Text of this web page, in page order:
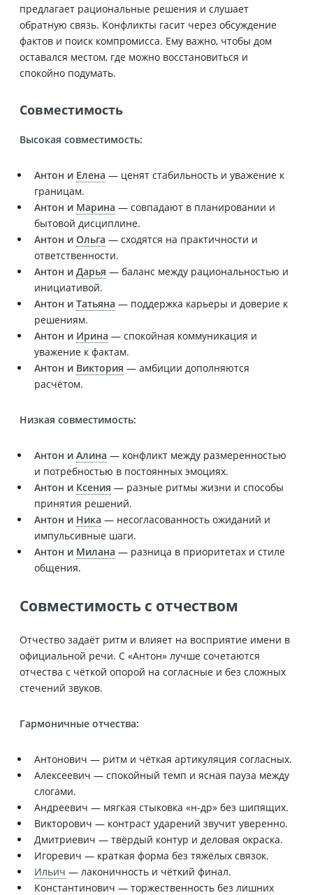
предлагает рациональные решения и слушает
обратную связь. Конфликты гасит через обсуждение
фактов и поиск компромисса. Ему важно, чтобы дом
оставался местом, где можно восстановиться и
спокойно подумать.
Совместимость
Высокая совместимость:
Антон и Елена — ценят стабильность и уважение к
границам.
Антон и Марина — совпадают в планировании и
бытовой дисциплине.
Антон и Ольга — сходятся на практичности и
ответственности.
Антон и Дарья — баланс между рациональностью и
инициативой.
Антон и Татьяна — поддержка карьеры и доверие к
решениям.
Антон и Ирина — спокойная коммуникация и
уважение к фактам.
Антон и Виктория — амбиции дополняются
расчётом.
Низкая совместимость:
Антон и Алина — конфликт между размеренностью
и потребностью в постоянных эмоциях.
Антон и Ксения — разные ритмы жизни и способы
принятия решений.
Антон и Ника — несогласованность ожиданий и
импульсивные шаги.
Антон и Милана — разница в приоритетах и стиле
общения.
Совместимость с отчеством
Отчество задаёт ритм и влияет на восприятие имени в
официальной речи. С «Антон» лучше сочетаются
отчества с чёткой опорой на согласные и без сложных
стечений звуков.
Гармоничные отчества:
Антонович — ритм и чёткая артикуляция согласных.
Алексеевич — спокойный темп и ясная пауза между
слогами.
Андреевич — мягкая стыковка «н-др» без шипящих.
Викторович — контраст ударений звучит уверенно.
Дмитриевич — твёрдый контур и деловая окраска.
Игоревич — краткая форма без тяжёлых связок.
Ильич — лаконичность и чёткий финал.
Константинович — торжественность без лишних